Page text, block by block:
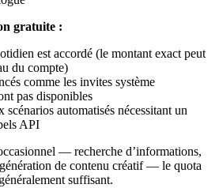
gratuite :
est accordé (le montant exact peut
du compte)
comme les invites système
pas disponibles
scénarios automatisés nécessitant un
API
— recherche d’informations,
de contenu créatif — le quota
suffisant.